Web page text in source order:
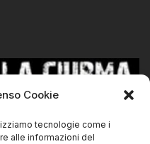
Cookie
tecnologie come i
alle informazioni del